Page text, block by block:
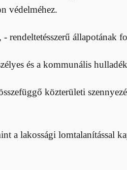
védelméhez.
rendeltetésszerű állapotának
és a kommunális
közterületi
a lakossági lomtalanítással